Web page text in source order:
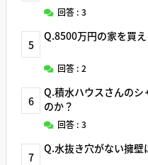
回答 : 3
5
Q.8500万円の家を買
回答 : 2
6
Q.積水ハウスさんのシ
のか？
回答 : 3
7
Q.水抜き穴がない擁壁